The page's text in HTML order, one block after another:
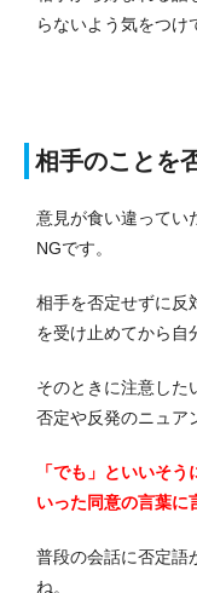
らないよう気をつけ
相手のことを
意見が食い違ってい
NGです。
相手を否定せずに反
を受け止めてから自
そのときに注意した
否定や反発のニュア
「でも」といいそ
いった同意の言葉に
普段の会話に否定語
ね。